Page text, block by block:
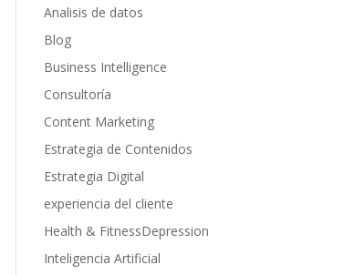
Analisis de datos
Blog
Business Intelligence
Consultoría
Content Marketing
Estrategia de Contenidos
Estrategia Digital
experiencia del cliente
Health & FitnessDepression
Inteligencia Artificial